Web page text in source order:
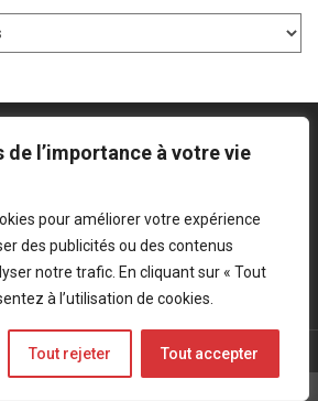
de l’importance à votre vie
pour améliorer votre expérience
des publicités ou des contenus
notre trafic. En cliquant sur « Tout
à l’utilisation de cookies.
Tout rejeter Tout accepter
© Forces Operations Blog - 2022